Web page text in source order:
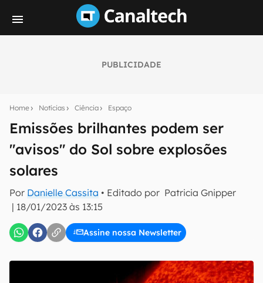
PUBLICIDADE
Home Notícias Ciência Espaço
Emissões brilhantes podem ser
"avisos" do Sol sobre explosões
solares
Por Danielle Cassita • Editado por Patricia Gnipper
| 18/01/2023 às 13:15
Assine nossa Newsletter
notícias e reviews sobre tecnologia em primeira
mão.
E-mail
inscreva-se
Confirmo que li, aceito e concordo com os Termos de
Uso e Política de Privacidade do Canaltech.